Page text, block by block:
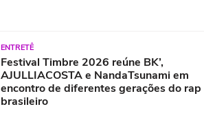
ENTRETÊ
Festival Timbre 2026 reúne BK’,
AJULLIACOSTA e NandaTsunami em
encontro de diferentes gerações do rap
brasileiro